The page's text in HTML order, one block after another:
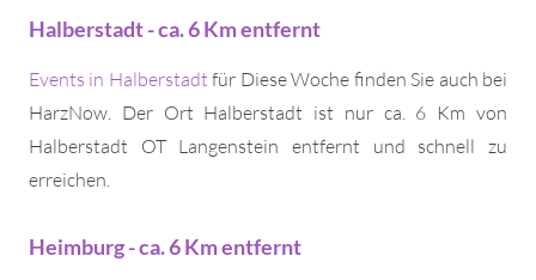
Halberstadt - ca. 6 Km entfernt
Events in Halberstadt für Diese Woche finden Sie auch bei
HarzNow. Der Ort Halberstadt ist nur ca. 6 Km von
Halberstadt OT Langenstein entfernt und schnell zu
erreichen.
Heimburg - ca. 6 Km entfernt